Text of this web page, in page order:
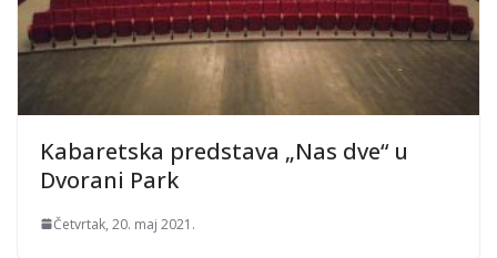
Kabaretska predstava „Nas dve“ u
Dvorani Park
Četvrtak, 20. maj 2021.